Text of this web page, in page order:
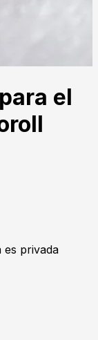
el
es privada